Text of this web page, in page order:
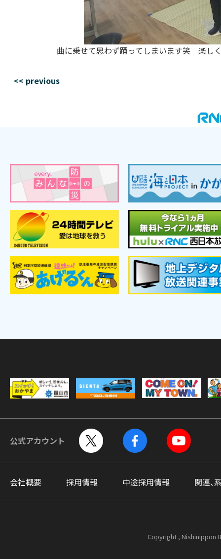
曲に乗せて思わず踊ってしまいます笑 楽し
<< previous
公式アカウント
会社概要 採用情報 中途採用情報 関連、
Copyright , Nishinippon